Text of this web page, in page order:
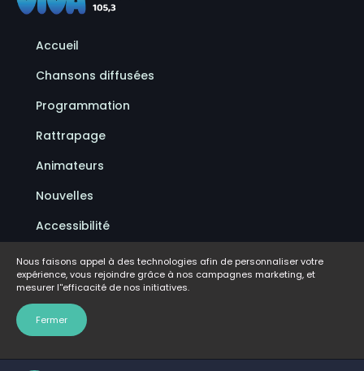
Accueil
Chansons diffusées
Programmation
Rattrapage
Animateurs
Nouvelles
Accessibilité
Politique de confidentialité
Conditions d'utilisation
FAQ
Nous faisons appel à des technologies afin de personnaliser votre
expérience, vous rejoindre grâce à nos campagnes marketing, et
mesurer l''efficacité de nos initiatives.
Fermer